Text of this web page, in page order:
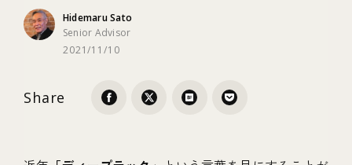
ブランディング
Hidemaru Sato
Senior Advisor
2021/11/10
Share